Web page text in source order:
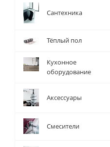
Сантехника
Тёплый пол
Кухонное
оборудование
Аксессуары
Смесители